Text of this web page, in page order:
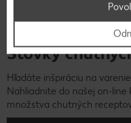
Stovky
Hľadáte inšpiráciu na
Nahliadnite do našej on-
množstva chutných